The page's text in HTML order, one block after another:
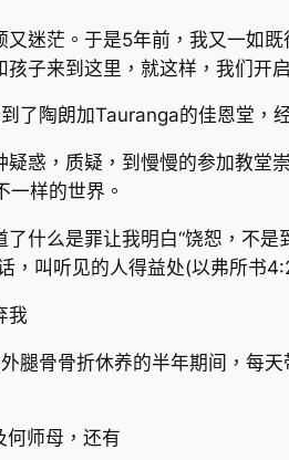
迷茫。于是5年前，我又一如
子来到这里，就这样，我们开
了陶朗加Tauranga的佳恩堂，
惑，质疑，到慢慢的参加教堂
样的世界。
什么是罪让我明白“饶恕，不
，叫听见的人得益处(以弗所书
我
腿骨骨折休养的半年期间，每
何师母，还有